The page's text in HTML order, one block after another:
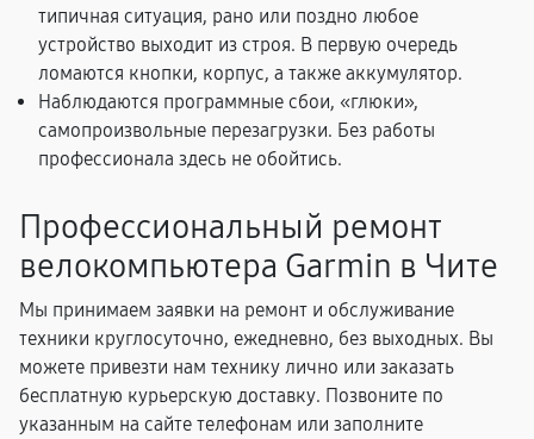
типичная ситуация, рано или поздно любое
устройство выходит из строя. В первую очередь
ломаются кнопки, корпус, а также аккумулятор.
Наблюдаются программные сбои, «глюки»,
самопроизвольные перезагрузки. Без работы
профессионала здесь не обойтись.
Профессиональный ремонт
велокомпьютера Garmin в Чите
Мы принимаем заявки на ремонт и обслуживание
техники круглосуточно, ежедневно, без выходных. Вы
можете привезти нам технику лично или заказать
бесплатную курьерскую доставку. Позвоните по
указанным на сайте телефонам или заполните